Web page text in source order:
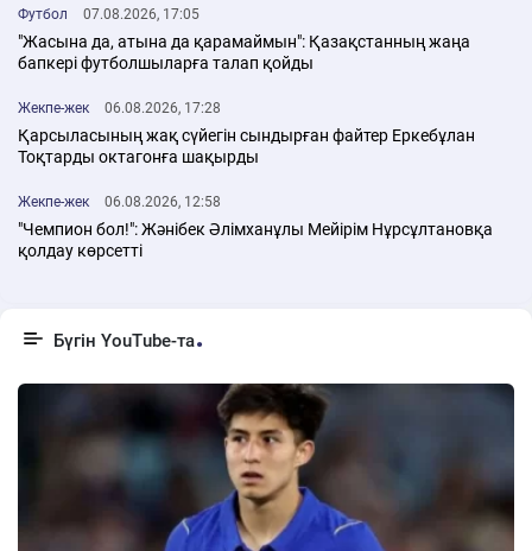
Футбол 07.08.2026, 17:05
"Жасына да, атына да қарамаймын": Қазақстанның жаңа
бапкері футболшыларға талап қойды
Жекпе-жек 06.08.2026, 17:28
Қарсыласының жақ сүйегін сындырған файтер Еркебұлан
Тоқтарды октагонға шақырды
Жекпе-жек 06.08.2026, 12:58
"Чемпион бол!": Жәнібек Әлімханұлы Мейірім Нұрсұлтановқа
қолдау көрсетті
Бүгін YouTube-та